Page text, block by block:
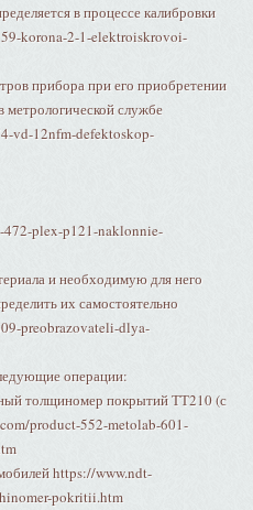
в процессе калибровки
korona-2-1-elektroiskrovoi-
прибора при его приобретении
метрологической службе
vd-12nfm-defektoskop-
plex-p121-naklonnie-
и необходимую для него
их самостоятельно
preobrazovateli-dlya-
операции:
толщиномер покрытий ТТ210 (с
product-552-metolab-601-
https://www.ndt-
pokritii.htm